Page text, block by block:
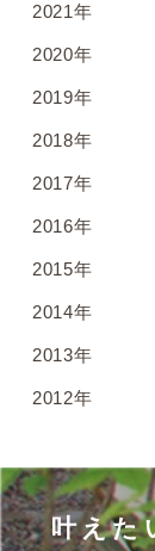
2021年
2020年
2019年
2018年
2017年
2016年
2015年
2014年
2013年
2012年
叶えた